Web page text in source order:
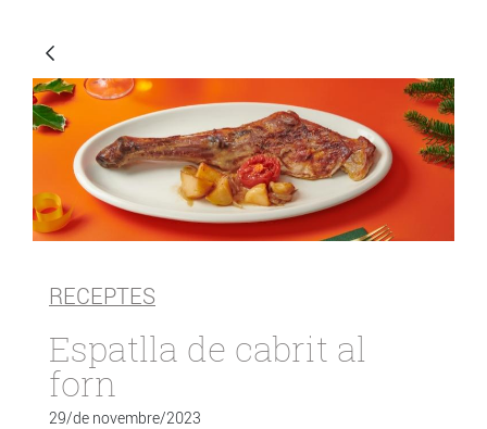
RECEPTES
Espatlla de cabrit al
forn
29/de novembre/2023